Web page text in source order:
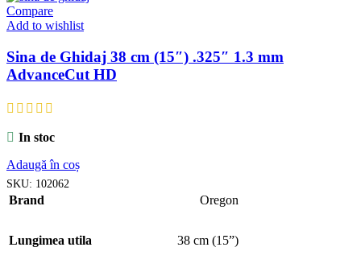
Compare
Add to wishlist
Sina de Ghidaj 38 cm (15″) .325″ 1.3 mm
AdvanceCut HD
In stoc
Adaugă în coș
SKU: 102062
Brand Oregon
Lungimea utila 38 cm (15”)